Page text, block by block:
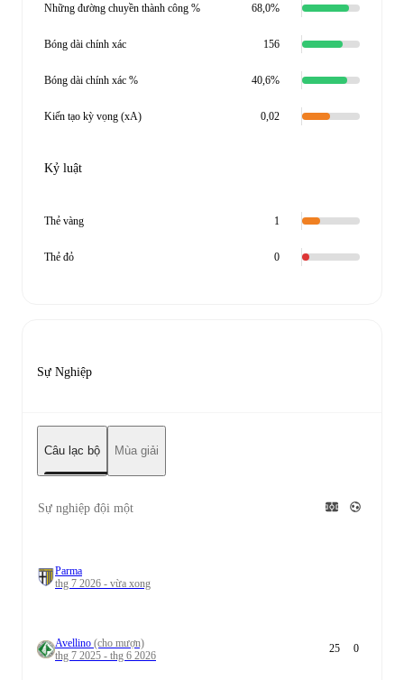
Những đường chuyền thành công % 68,0%
Bóng dài chính xác 156
Bóng dài chính xác % 40,6%
Kiến tạo kỳ vọng (xA) 0,02
Kỷ luật
Thẻ vàng 1
Thẻ đỏ 0
Sự Nghiệp
Câu lạc bộ Mùa giải
Sự nghiệp đội một
Parma
thg 7 2026 - vừa xong
Avellino (cho mượn)
thg 7 2025 - thg 6 2026
25 0